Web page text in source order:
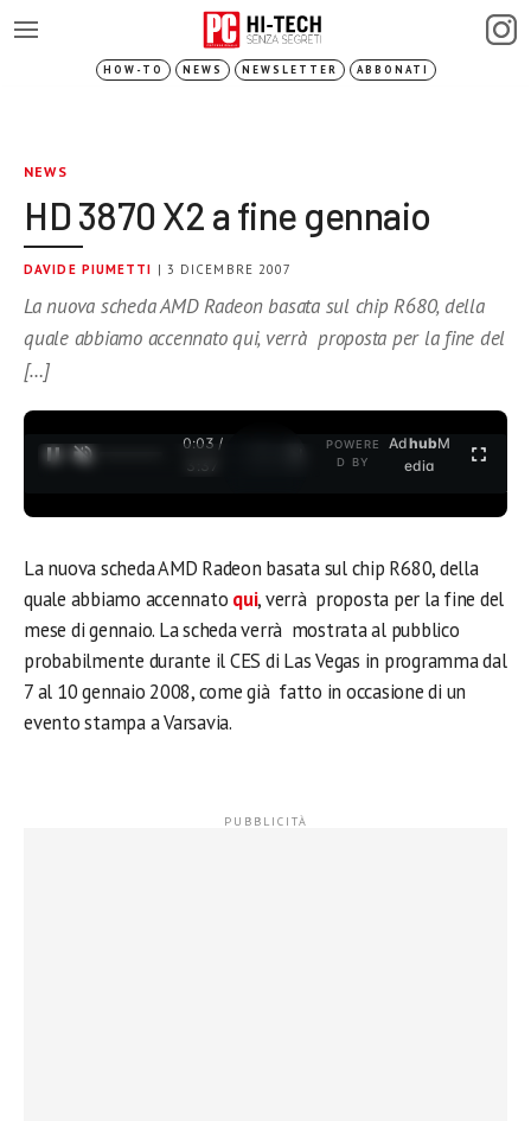
HOW-TO NEWS NEWSLETTER ABBONATI
NEWS
HD 3870 X2 a fine gennaio
DAVIDE PIUMETTI | 3 DICEMBRE 2007
La nuova scheda AMD Radeon basata sul chip R680, della
quale abbiamo accennato qui, verrà proposta per la fine del
[…]
0:03 /
3:37
POWERE
D BY
AdhubM
edia
La nuova scheda AMD Radeon basata sul chip R680, della
quale abbiamo accennato qui, verrà proposta per la fine del
mese di gennaio. La scheda verrà mostrata al pubblico
probabilmente durante il CES di Las Vegas in programma dal
7 al 10 gennaio 2008, come già fatto in occasione di un
evento stampa a Varsavia.